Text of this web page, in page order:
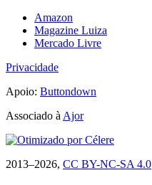
Amazon
Magazine Luiza
Mercado Livre
Privacidade
Apoio: Buttondown
Associado à Ajor
2013–2026, CC BY-NC-SA 4.0